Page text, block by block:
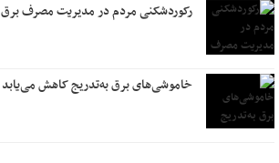
رکوردشکنی مردم در مدیریت مصرف برق
خاموشی‌های برق به‌تدریج کاهش می‌یابد